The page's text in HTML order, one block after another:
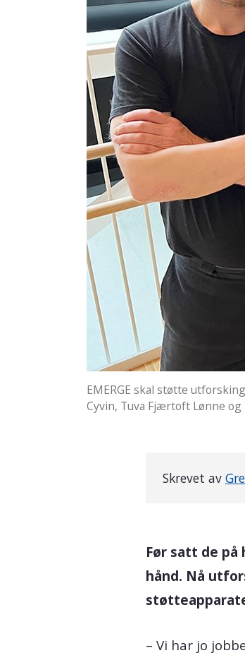
EMERGE skal støtte
Cyvin, Tuva Fjærtoft Lønne
Skrevet av
Før satt de
hånd. Nå
– Vi har jo